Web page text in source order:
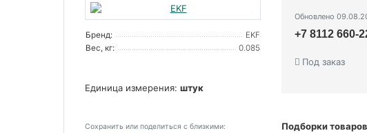
Бренд:
EKF
Вес, кг:
0.085
Единица измерения: штук
Сохранить или поделиться с близкими:
Обновлено
+7 8112 660-
Под заказ
Подборки